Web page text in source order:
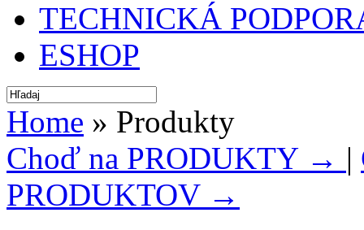
TECHNICKÁ
ESHOP
Home » Produkty
Choď na PRODUKTY → |
PRODUKTOV →